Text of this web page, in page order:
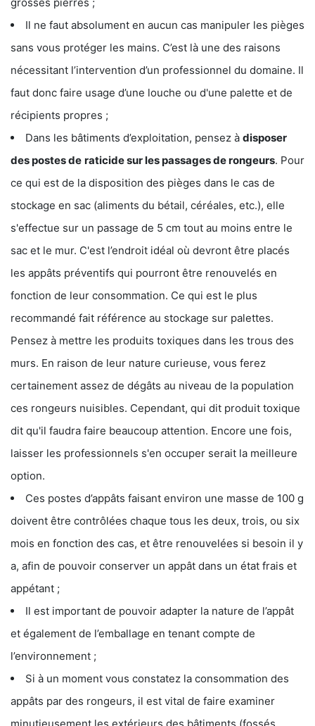
Il ne faut absolument en aucun cas manipuler les pièges
sans vous protéger les mains. C’est là une des raisons
nécessitant l’intervention d’un professionnel du domaine. Il
faut donc faire usage d’une louche ou d'une palette et de
récipients propres ;
Dans les bâtiments d’exploitation, pensez à disposer
des postes de raticide sur les passages de rongeurs. Pour
ce qui est de la disposition des pièges dans le cas de
stockage en sac (aliments du bétail, céréales, etc.), elle
s'effectue sur un passage de 5 cm tout au moins entre le
sac et le mur. C'est l’endroit idéal où devront être placés
les appâts préventifs qui pourront être renouvelés en
fonction de leur consommation. Ce qui est le plus
recommandé fait référence au stockage sur palettes.
Pensez à mettre les produits toxiques dans les trous des
murs. En raison de leur nature curieuse, vous ferez
certainement assez de dégâts au niveau de la population
ces rongeurs nuisibles. Cependant, qui dit produit toxique
dit qu'il faudra faire beaucoup attention. Encore une fois,
laisser les professionnels s'en occuper serait la meilleure
option.
Ces postes d’appâts faisant environ une masse de 100 g
doivent être contrôlées chaque tous les deux, trois, ou six
mois en fonction des cas, et être renouvelées si besoin il y
a, afin de pouvoir conserver un appât dans un état frais et
appétant ;
Il est important de pouvoir adapter la nature de l’appât
et également de l’emballage en tenant compte de
l’environnement ;
Si à un moment vous constatez la consommation des
appâts par des rongeurs, il est vital de faire examiner
minutieusement les extérieurs des bâtiments (fossés,